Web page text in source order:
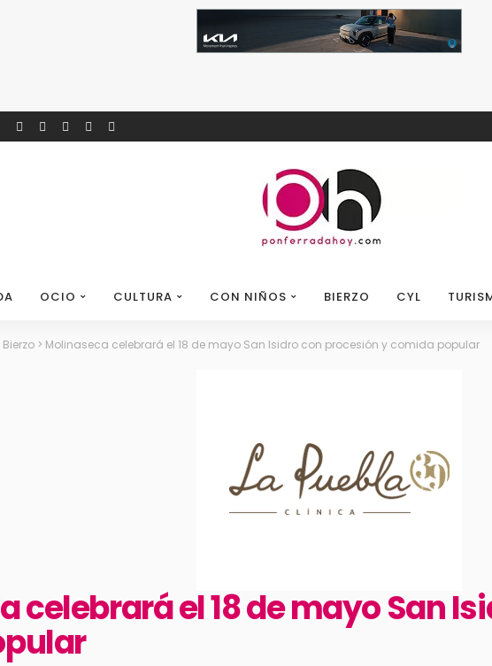
OCIO CULTURA CON NIÑOS BIERZO CYL
> Molinaseca celebrará el 18 de mayo San Isidro con procesión y comida popular
celebrará el 18 de mayo San